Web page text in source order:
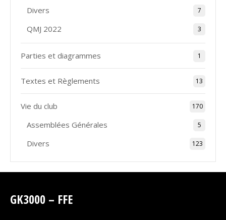
Divers 7
QMJ 2022 3
Parties et diagrammes 1
Textes et Règlements 13
Vie du club 170
Assemblées Générales 5
Divers 123
GK3000 – FFE